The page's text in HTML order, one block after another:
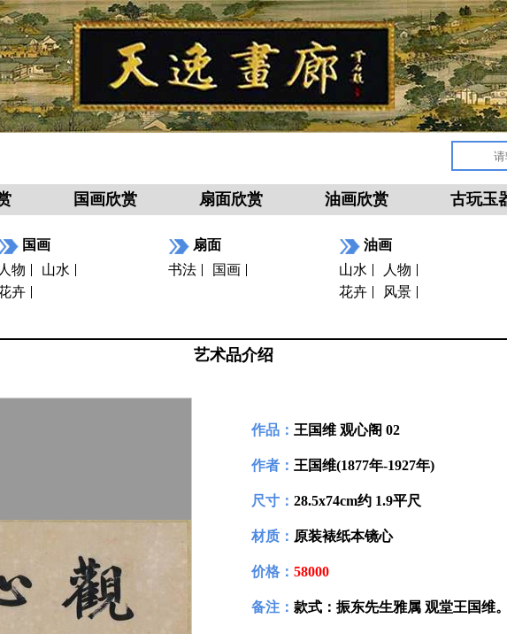
国画欣赏 扇面欣赏 油画欣赏 古玩玉
国画
人物
山水
卉
扇面
书法
国画
油画
山水
人物
花卉
风景
艺术品介绍
作品： 王国维 观心阁 02
作者： 王国维(1877年-1927年)
尺寸： 28.5x74cm约 1.9平尺
材质： 原装裱纸本镜心
价格： 58000
备注： 款式：振东先生雅属 观堂王国维